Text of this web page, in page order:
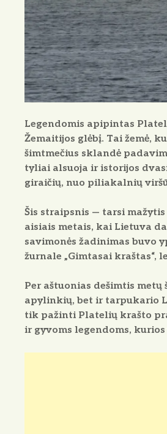
Legendomis apipintas
Žemaitijos glėbį. Tai žemė,
šimtmečius sklandė
tyliai alsuoja ir istorijos
giraičių, nuo piliakalnių
Šis straipsnis — tarsi
aisiais metais, kai Lietuva
savimonės žadinimas buvo
žurnale „Gimtasai kraštas“,
Per aštuonias dešimtis
apylinkių, bet ir tarpukario
tik pažinti Platelių krašto
ir gyvoms legendoms,